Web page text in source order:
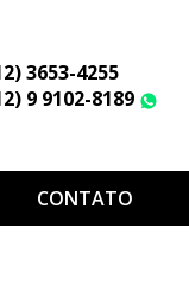
3653-4255
9 9102-8189
CONTATO